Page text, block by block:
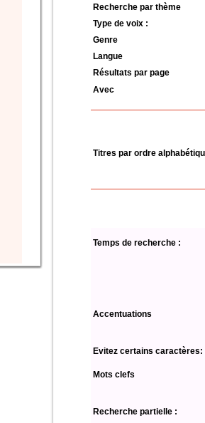
Recherche par thème
Type de voix :
Genre
Langue
Résultats par page
Avec
Titres par ordre
Temps de recherche :
Accentuations
Evitez certains caractères:
Mots clefs
Recherche partielle :